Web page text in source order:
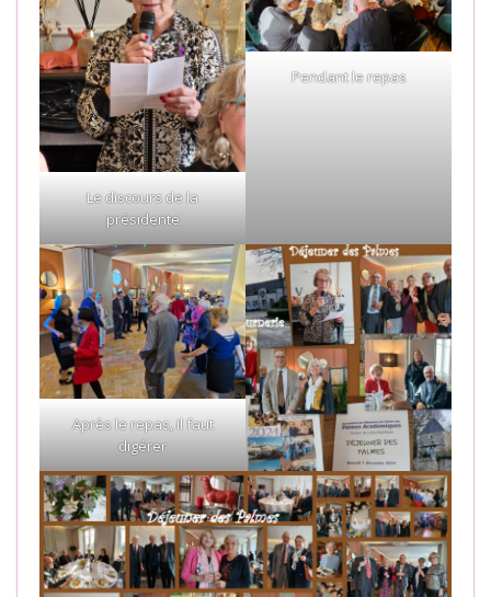
Le discours de la
présidente
Pendant le repas
Après le repas, il faut
digérer